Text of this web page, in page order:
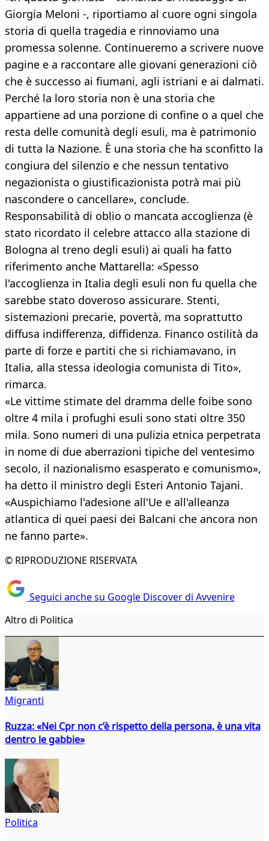
Giorgia Meloni -, riportiamo al cuore ogni singola
storia di quella tragedia e rinnoviamo una
promessa solenne. Continueremo a scrivere nuove
pagine e a raccontare alle giovani generazioni ciò
che è successo ai fiumani, agli istriani e ai dalmati.
Perché la loro storia non è una storia che
appartiene ad una porzione di confine o a quel che
resta delle comunità degli esuli, ma è patrimonio
di tutta la Nazione. È una storia che ha sconfitto la
congiura del silenzio e che nessun tentativo
negazionista o giustificazionista potrà mai più
nascondere o cancellare», conclude.
Responsabilità di oblio o mancata accoglienza (è
stato ricordato il celebre attacco alla stazione di
Bologna al treno degli esuli) ai quali ha fatto
riferimento anche Mattarella: «Spesso
l'accoglienza in Italia degli esuli non fu quella che
sarebbe stato doveroso assicurare. Stenti,
sistemazioni precarie, povertà, ma soprattutto
diffusa indifferenza, diffidenza. Financo ostilità da
parte di forze e partiti che si richiamavano, in
Italia, alla stessa ideologia comunista di Tito»,
rimarca.
«Le vittime stimate del dramma delle foibe sono
oltre 4 mila i profughi esuli sono stati oltre 350
mila. Sono numeri di una pulizia etnica perpetrata
in nome di due aberrazioni tipiche del ventesimo
secolo, il nazionalismo esasperato e comunismo»,
ha detto il ministro degli Esteri Antonio Tajani.
«Auspichiamo l'adesione all'Ue e all'alleanza
atlantica di quei paesi dei Balcani che ancora non
ne fanno parte».
© RIPRODUZIONE RISERVATA
Seguici anche su Google Discover di Avvenire
Altro di Politica
Migranti
Ruzza: «Nei Cpr non c’è rispetto della persona, è una vita
dentro le gabbie»
Politica